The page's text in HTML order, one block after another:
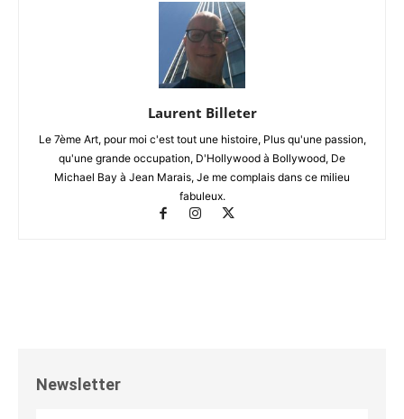
Laurent Billeter
Le 7ème Art, pour moi c'est tout une histoire, Plus qu'une passion,
qu'une grande occupation, D'Hollywood à Bollywood, De
Michael Bay à Jean Marais, Je me complais dans ce milieu
fabuleux.
Newsletter